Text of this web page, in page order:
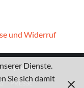
und Widerruf
IImpressum
PRESSE
Dienste.
Sie sich damit